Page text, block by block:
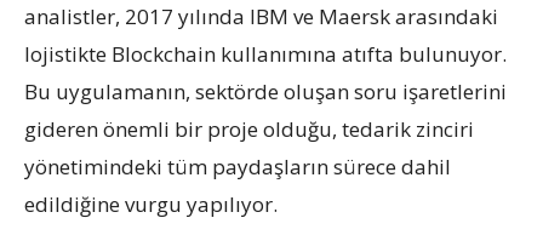
analistler, 2017 yılında IBM ve Maersk arasındaki
lojistikte Blockchain kullanımına atıfta bulunuyor.
Bu uygulamanın, sektörde oluşan soru işaretlerini
gideren önemli bir proje olduğu, tedarik zinciri
yönetimindeki tüm paydaşların sürece dahil
edildiğine vurgu yapılıyor.